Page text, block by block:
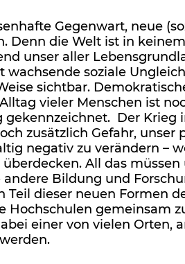
Gegenwart, neue
Denn die Welt ist in
unser aller
wachsende soziale
sichtbar.
vieler Menschen ist
gekennzeichnet. Der Krieg
zusätzlich Gefahr, unser
negativ zu verändern –
All das
Bildung und
Teil dieser neuen Formen
Hochschulen gemeinsam
einer von vielen Orten,